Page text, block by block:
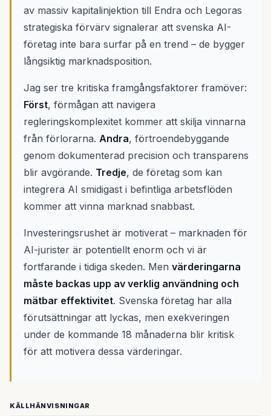
av massiv kapitalinjektion till Endra och Legoras
strategiska förvärv signalerar att svenska AI-
företag inte bara surfar på en trend – de bygger
långsiktig marknadsposition.
Jag ser tre kritiska framgångsfaktorer framöver:
Först, förmågan att navigera
regleringskomplexitet kommer att skilja vinnarna
från förlorarna. Andra, förtroendebyggande
genom dokumenterad precision och transparens
blir avgörande. Tredje, de företag som kan
integrera AI smidigast i befintliga arbetsflöden
kommer att vinna marknad snabbast.
Investeringsrushet är motiverat – marknaden för
AI-jurister är potentiellt enorm och vi är
fortfarande i tidiga skeden. Men värderingarna
måste backas upp av verklig användning och
mätbar effektivitet. Svenska företag har alla
förutsättningar att lyckas, men exekveringen
under de kommande 18 månaderna blir kritisk
för att motivera dessa värderingar.
KÄLLHÄNVISNINGAR